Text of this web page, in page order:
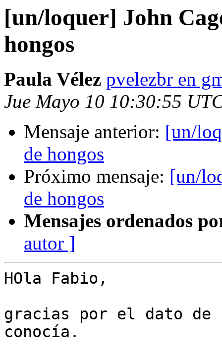
[un/loquer] John
hongos
Paula Vélez pvelezbr en
Jue Mayo 10 10:30:55
Mensaje anterior: [un/
de hongos
Próximo mensaje: [un/
de hongos
Mensajes ordenados
autor ]
HOla Fabio,
gracias por el dato de
conocía.